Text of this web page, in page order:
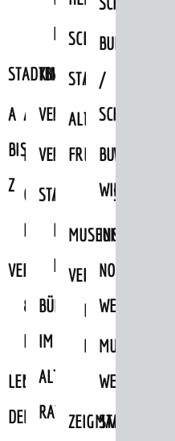
MUSEUM
STADTBIBLIOTHEK
A
BIS
Z
AUSLEIHE
MEDIENANGEBOTE
ONLINE-
KATALOG
VERANSTALTUNGEN
AUSBILDUNG
&
PRAKTIKA
LEIHVERKEHR
DER
SERVICE
FÜR
KINO
VERANSTALTER
STADTHALLE
ROLF-
ENGELBRECHT-
HAUS
BÜRGERSAAL
IM
ALTEN
RATHAUS
SCHLOSSPARK
STADTGARTEN
ALTER
FRIEDHOF
ROSENANLAGE
BURGEN
/
SCHLOSS
BURGRUINE
WINDECK
SCHLOSS
MUSEUM
KINDER
IM
MUSEUM
INGRID-
NOLL-
WEG
MUNDART-
WEG
ZEIGMALSTADTTEILE